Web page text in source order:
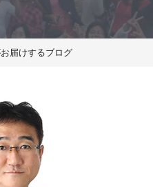
届けするブログ